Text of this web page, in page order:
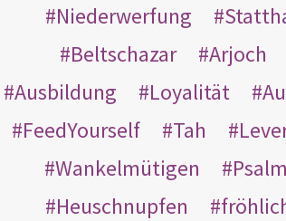
Niederwerfung
Beltschazar
Arjoch
Ausbildung
Loyalität
FeedYourself
Tah
Wankelmütigen
Heuschnupfen